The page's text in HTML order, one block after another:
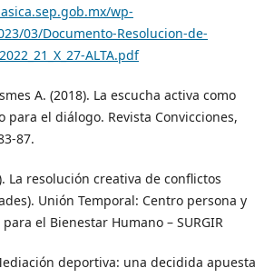
wp-
03/Documento-Resolucion-de-
ALTA.pdf
A. (2018). La escucha activa como
para el diálogo. Revista Convicciones,
87.
La resolución creativa de conflictos
Unión Temporal: Centro persona y
el Bienestar Humano – SURGIR
deportiva: una decidida apuesta